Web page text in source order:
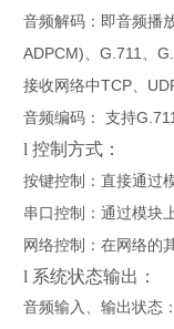
音频解码 ： 即音频播
ADPCM)、 G.711 、
接收网络中TCP、
音频编码 ： 支持
l 控制方式：
按键控制： 直接通过
串口控制： 通过模块
网络控制： 在网络的
l 系统状态输出：
音频输入、输出状态